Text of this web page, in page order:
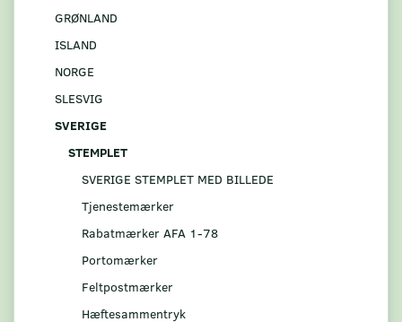
GRØNLAND
ISLAND
NORGE
SLESVIG
SVERIGE
STEMPLET
SVERIGE STEMPLET MED BILLEDE
Tjenestemærker
Rabatmærker AFA 1-78
Portomærker
Feltpostmærker
Hæftesammentryk